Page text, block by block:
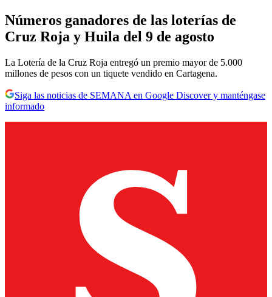
Números ganadores de las loterías de
Cruz Roja y Huila del 9 de agosto
La Lotería de la Cruz Roja entregó un premio mayor de 5.000
millones de pesos con un tiquete vendido en Cartagena.
Siga las noticias de SEMANA en Google Discover y manténgase
informado